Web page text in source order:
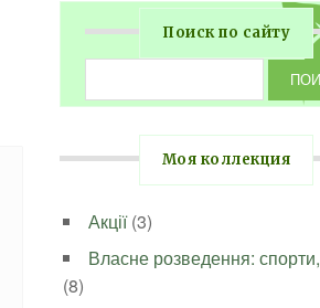
Поиск по сайту
Моя коллекция
Акції(3)
Власне розведення: спорти,
(8)